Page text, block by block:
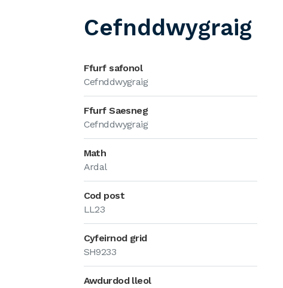
Cefnddwygraig
Ffurf safonol
Cefnddwygraig
Ffurf Saesneg
Cefnddwygraig
Math
Ardal
Cod post
LL23
Cyfeirnod grid
SH9233
Awdurdod lleol